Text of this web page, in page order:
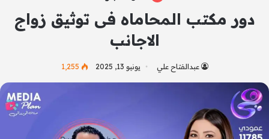
دور مكتب المحاماه فى توثيق زواج
الاجانب
عبدالفتاح علي يونيو 13, 2025 1٬255